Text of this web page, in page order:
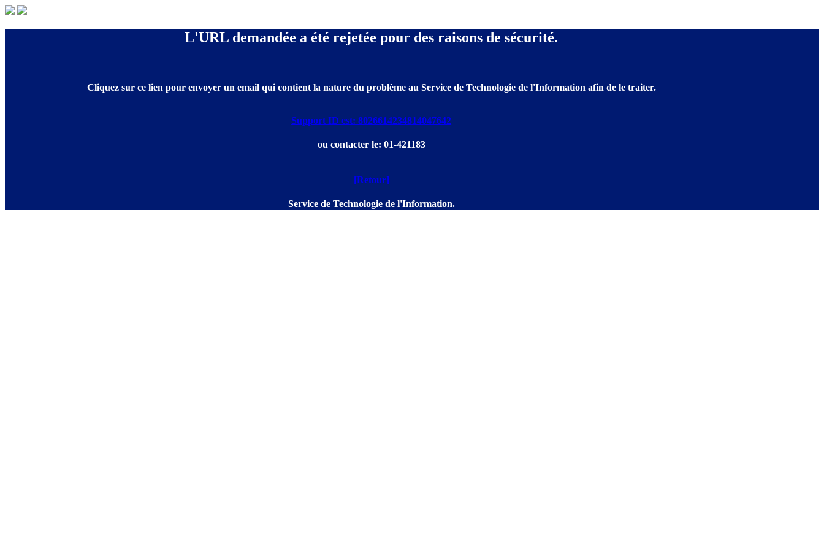
L'URL demandée a été rejetée pour des raisons de sécurité.
Cliquez sur ce lien pour envoyer un email qui contient la nature du problème au Service de Technologie de l'Information afin de le traiter.
Support ID est: 8026614234814047642
ou contacter le: 01-421183
[Retour]
Service de Technologie de l'Information.